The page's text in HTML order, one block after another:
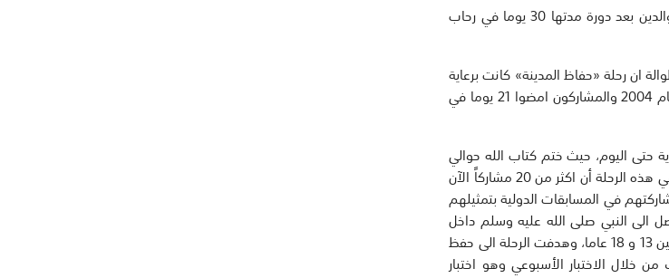
عاد الى البلاد الطلبة المشاركون في رحلة «حفاظ المدينة الـ 14» التابعة لمركز تاج الوالدين بعد دورة مدتها 30 يوما في رحاب
ان رحلة «حفاظ المدينة» كانت برعاية
الشيخ فهد جابر المبارك وهي مستمرة للسنة الـ 14 على التوالي حيث انطلقت منذ عام 2004 والمشاركون امضوا 21 يوما في
الرحلات بلغ أكثر من 500 مشترك منذ البداية حتى اليوم، حيث ختم كتاب الله حوالي
61 طالبا، وهذه السنة تكللت بختم عبدالله العزاز وعثمان الراشد للقرآن، ومن الجميل في هذه الرحلة أن اكثر من 20 مشاركاً الآن
في المسابقات الدولية بتمثيلهم
على السند المتصل الى النبي صلى الله عليه وسلم داخل
الحرم النبوي، لافتا الى ان عدد المشاركين في الرحلة بلغ 25 مشاركا تراوحت اعمارهم بين 13 و 18 عاما، وهدفت الرحلة الى حفظ
خلال الاختبار الأسبوعي وهو اختبار